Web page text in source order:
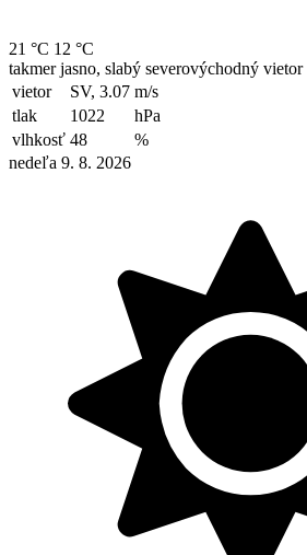
21 °C 12 °C
takmer jasno, slabý severovýchodný vietor
vietor
SV, 3.07 m/s
tlak
1022
hPa
vlhkosť 48
%
nedeľa 9. 8. 2026